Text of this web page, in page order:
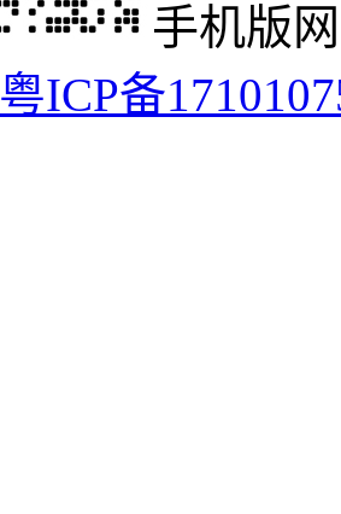
手机版
粤ICP备